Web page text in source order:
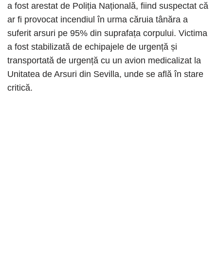
a fost arestat de Poliția Națională, fiind suspectat că
ar fi provocat incendiul în urma căruia tânăra a
suferit arsuri pe 95% din suprafața corpului. Victima
a fost stabilizată de echipajele de urgență și
transportată de urgență cu un avion medicalizat la
Unitatea de Arsuri din Sevilla, unde se află în stare
critică.